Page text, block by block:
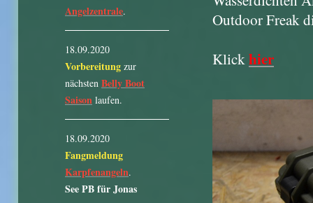
Outdoor Freak
Klickhier
Angelzentrale.
18.09.2020
Vorbereitung zur
nächsten Belly Boot
Saison laufen.
18.09.2020
Fangmeldung
Karpfenangeln.
See PB für Jonas